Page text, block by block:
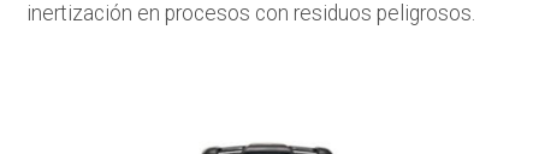
inertización en procesos con residuos peligrosos.